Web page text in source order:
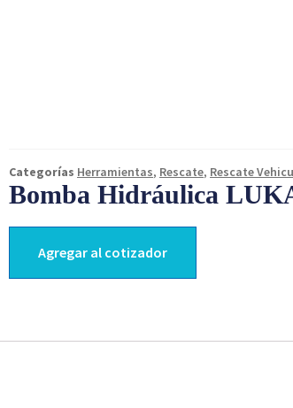
Categorías Herramientas, Rescate, Rescate
Bomba Hidráulica
Agregar al cotizador